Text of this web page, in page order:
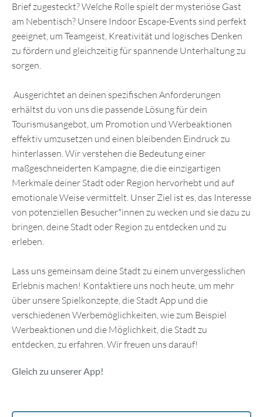
Brief zugesteckt? Welche Rolle spielt der mysteriöse Gast
am Nebentisch? Unsere Indoor Escape-Events sind perfekt
geeignet, um Teamgeist, Kreativität und logisches Denken
zu fördern und gleichzeitig für spannende Unterhaltung zu
sorgen.
Ausgerichtet an deinen spezifischen Anforderungen
erhältst du von uns die passende Lösung für dein
Tourismusangebot, um Promotion und Werbeaktionen
effektiv umzusetzen und einen bleibenden Eindruck zu
hinterlassen. Wir verstehen die Bedeutung einer
maßgeschneiderten Kampagne, die die einzigartigen
Merkmale deiner Stadt oder Region hervorhebt und auf
emotionale Weise vermittelt. Unser Ziel ist es, das Interesse
von potenziellen Besucher*innen zu wecken und sie dazu zu
bringen, deine Stadt oder Region zu entdecken und zu
erleben.
Lass uns gemeinsam deine Stadt zu einem unvergesslichen
Erlebnis machen! Kontaktiere uns noch heute, um mehr
über unsere Spielkonzepte, die Stadt App und die
verschiedenen Werbemöglichkeiten, wie zum Beispiel
Werbeaktionen und die Möglichkeit, die Stadt zu
entdecken, zu erfahren. Wir freuen uns darauf!
Gleich zu unserer App!